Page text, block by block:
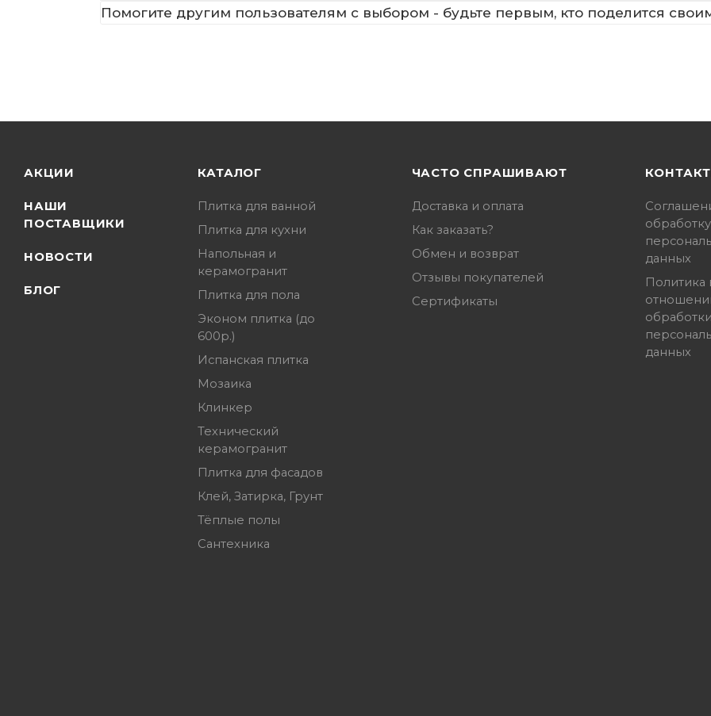
Помогите другим пользователям с выбором - будьте первым, кто поделится
АКЦИИ
НАШИ
ПОСТАВЩИКИ
НОВОСТИ
БЛОГ
КАТАЛОГ
Плитка для ванной
Плитка для кухни
Напольная и
керамогранит
Плитка для пола
Эконом плитка (до
600р.)
Испанская плитка
Мозаика
Клинкер
Технический
керамогранит
Плитка для фасадов
Клей, Затирка, Грунт
Тёплые полы
Сантехника
ЧАСТО СПРАШИВАЮТ
Доставка и оплата
Как заказать?
Обмен и возврат
Отзывы покупателей
Сертификаты
обработку
данных
Политика
обработки
данных